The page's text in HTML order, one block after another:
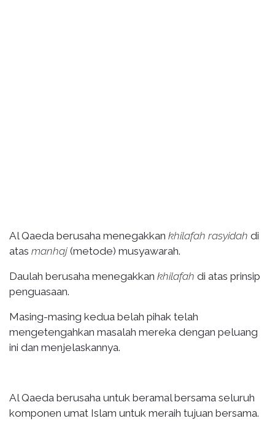
Al Qaeda berusaha menegakkan khilafah rasyidah di
atas manhaj (metode) musyawarah.
Daulah berusaha menegakkan khilafah di atas prinsip
penguasaan.
Masing-masing kedua belah pihak telah
mengetengahkan masalah mereka dengan peluang
ini dan menjelaskannya.
Al Qaeda berusaha untuk beramal bersama seluruh
komponen umat Islam untuk meraih tujuan bersama.